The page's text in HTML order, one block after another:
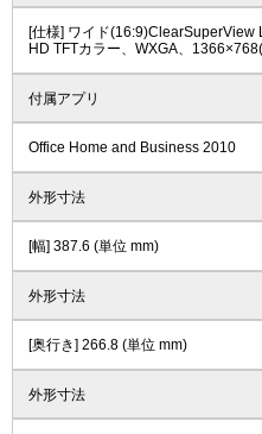
[仕様] ワイド(16:9)ClearSuperView
HD TFTカラー、WXGA、
付属アプリ
Office Home and Business 2010
外形寸法
[幅] 387.6 (単位 mm)
外形寸法
[奥行き] 266.8 (単位 mm)
外形寸法